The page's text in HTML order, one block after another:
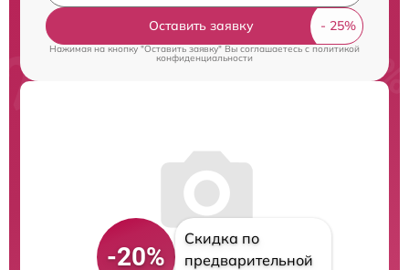
Оставить заявку
Нажимая на кнопку "Оставить заявку" Вы соглашаетесь cполитикой
конфиденциальности
-20%
Скидка по
предварительной